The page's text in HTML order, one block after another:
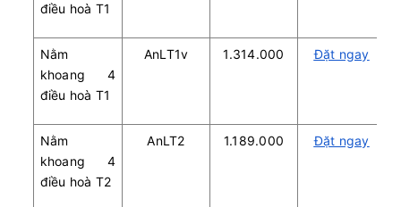
điều hoà T1
Nằm
khoang 4
điều hoà T1
AnLT1v 1.314.000 Đặt ngay
Nằm
khoang 4
điều hoà T2
AnLT2 1.189.000 Đặt ngay